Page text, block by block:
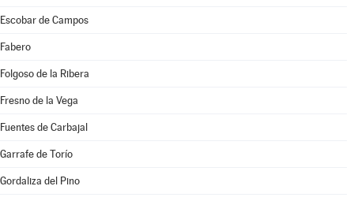
Escobar de Campos
Fabero
Folgoso de la Ribera
Fresno de la Vega
Fuentes de Carbajal
Garrafe de Torío
Gordaliza del Pino